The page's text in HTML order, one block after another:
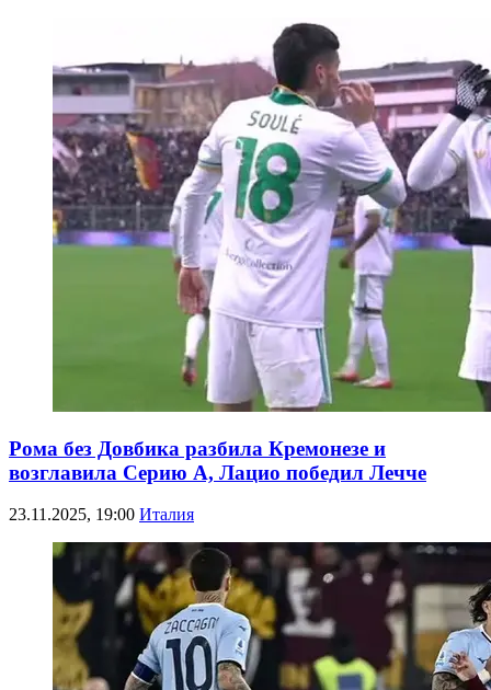
Рома без Довбика разбила Кремонезе и
возглавила Серию А, Лацио победил Лечче
23.11.2025, 19:00 Италия